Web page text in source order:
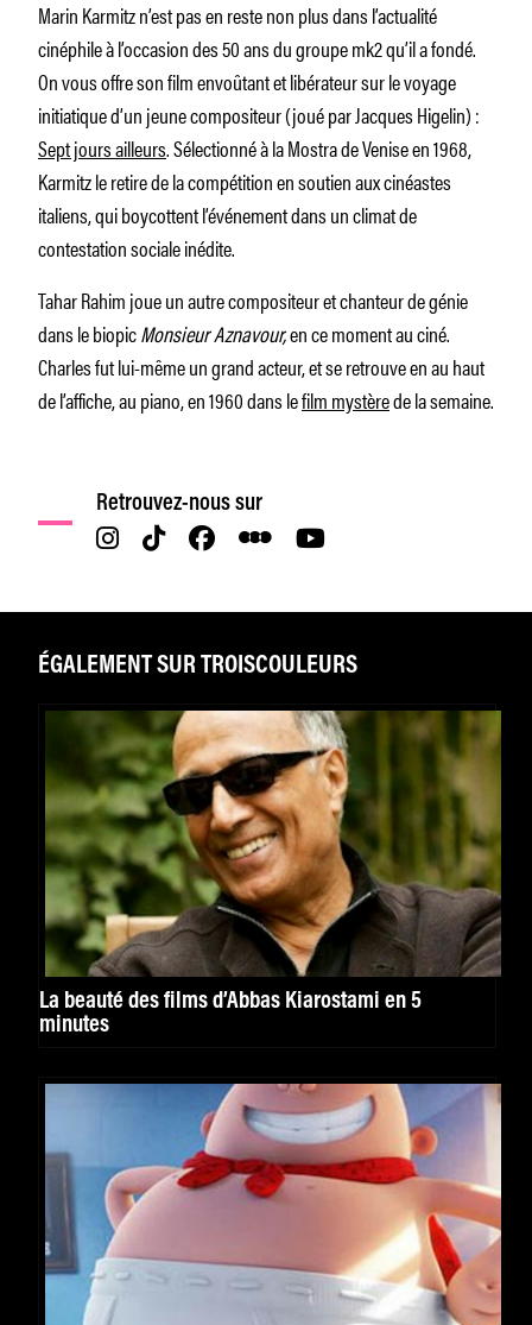
Marin Karmitz n’est pas en reste non plus dans l’actualité
cinéphile à l’occasion des 50 ans du groupe mk2 qu’il a fondé.
On vous offre son film envoûtant et libérateur sur le voyage
initiatique d’un jeune compositeur (joué par Jacques Higelin) :
Sept jours ailleurs. Sélectionné à la Mostra de Venise en 1968,
Karmitz le retire de la compétition en soutien aux cinéastes
italiens, qui boycottent l’événement dans un climat de
contestation sociale inédite.
Tahar Rahim joue un autre compositeur et chanteur de génie
dans le biopicMonsieur Aznavour,en ce moment au ciné.
Charles fut lui-même un grand acteur, et se retrouve en au haut
de l’affiche, au piano, en 1960 dans lefilm mystèrede la semaine.
Retrouvez-nous sur
ÉGALEMENT SUR TROISCOULEURS
La beauté des films d’Abbas Kiarostami en 5
minutes